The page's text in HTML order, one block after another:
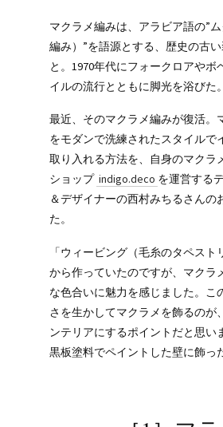
マクラメ編みは、アラビア語の”
編み）”を語源とする、歴史の古
と。1970年代にフォークロアやボ
イルの流行とともに脚光を浴びた。
最近、そのマクラメ編みが復活。
をモダンで洗練されたスタイルで
取り入れる方法を、自身のマクラ
ショップ indigo.deco を運営する
＆デザイナーの西村みちるさんの
た。
「ウィービング（毛糸のタペスト
から作っていたのですが、マクラ
な色合いに魅力を感じました。こ
さを生かしてマクラメを飾るのが
ンテリアにするポイントだと思い
黒板塗料でペイントした壁に飾っ